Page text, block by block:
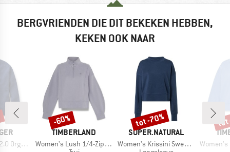
BERGVRIENDEN DIE DIT BEKEKEN HEBBEN,
KEKEN OOK NAAR
Jumper
MERK
TIMBERLAND
Artikel
Women's Lush 1/4-Zip Sweatshirt
Korting
-60%
MERK
SUPER.NATURAL
Artikel
Women's Krissini Sweater
Korting
tot -70%
Artikel
Women's
tot